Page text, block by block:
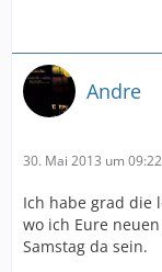
Andre
30. Mai 2013 um 09:22
Ich habe grad die
wo ich Eure
Samstag da sein.